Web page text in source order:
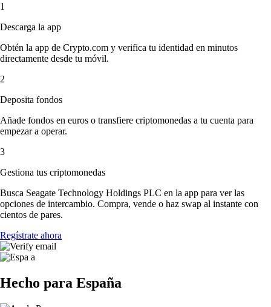
1
Descarga la app
Obtén la app de Crypto.com y verifica tu identidad en minutos
directamente desde tu móvil.
2
Deposita fondos
Añade fondos en euros o transfiere criptomonedas a tu cuenta para
empezar a operar.
3
Gestiona tus criptomonedas
Busca Seagate Technology Holdings PLC en la app para ver las
opciones de intercambio. Compra, vende o haz swap al instante con
cientos de pares.
Regístrate ahora
Hecho para España